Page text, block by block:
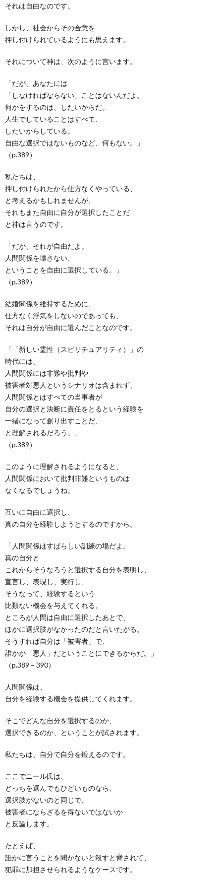
それは自由なのです。
しかし、社会からその合意を
押し付けられているようにも思えます。
それについて神は、次のように言います。
「だが、あなたには
「しなければならない」ことはないんだよ。
何かをするのは、したいからだ。
人生でしていることはすべて、
したいからしている。
自由な選択ではないものなど、何もない。」
（p.389）
私たちは、
押し付けられたから仕方なくやっている、
と考えるかもしれませんが、
それもまた自由に自分が選択したことだ
と神は言うのです。
「だが、それが自由だよ。
人間関係を壊さない、
ということを自由に選択している。」
（p.389）
結婚関係を維持するために、
仕方なく浮気をしないのであっても、
それは自分が自由に選んだことなのです。
「「新しい霊性（スピリチュアリティ）」の
時代には、
人間関係には非難や批判や
被害者対悪人というシナリオは含まれず、
人間関係とはすべての当事者が
自分の選択と決断に責任をとるという経験を
一緒になって創り出すことだ、
と理解されるだろう。」
（p.389）
このように理解されるようになると、
人間関係において批判非難というものは
なくなるでしょうね。
互いに自由に選択し、
真の自分を経験しようとするのですから。
「人間関係はすばらしい訓練の場だよ。
真の自分と
これからそうなろうと選択する自分を表明し、
宣言し、表現し、実行し、
そうなって、経験するという
比類ない機会を与えてくれる。
ところが人間は自由に選択したあとで、
ほかに選択肢がなかったのだと言いたがる。
そうすれば自分は「被害者」で、
誰かが「悪人」だということにできるからだ。」
（p.389 – 390）
人間関係は、
自分を経験する機会を提供してくれます。
そこでどんな自分を選択するのか、
選択できるのか、ということが試されます。
私たちは、自分で自分を鍛えるのです。
ここでニール氏は、
どっちを選んでもひどいものなら、
選択肢がないのと同じで、
被害者にならざるを得ないではないか
と反論します。
たとえば、
誰かに言うことを聞かないと殺すと脅されて、
犯罪に加担させられるようなケースです。